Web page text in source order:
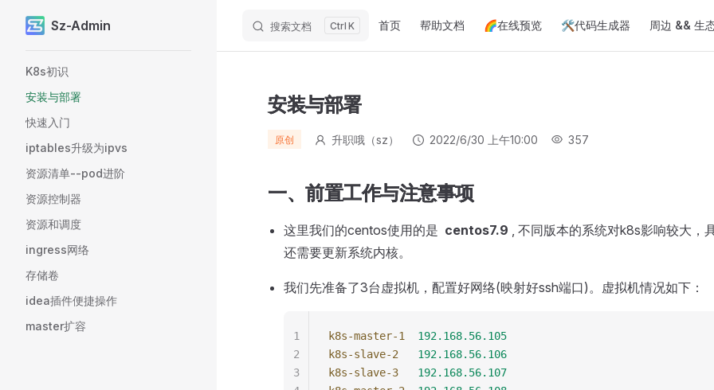
Skip to content
Sz-Admin 搜索文档 K 首页 帮助文档 🌈在线预览 🛠️代码生成器 周边 && 生
K8s初识
安装与部署
快速入门
iptables升级为ipvs
资源清单--pod进阶
资源控制器
资源和调度
ingress网络
存储卷
idea插件便捷操作
master扩容
安装与部署
原创 升职哦（sz） 2022/6/30 上午10:00 357
一、前置工作与注意事项
这里我们的centos使用的是 centos7.9
, 不同版本的系统对k8s影响较大，
还需要更新系统内核。
我们先准备了3台虚拟机，配置好网络(映射好ssh端口)。虚拟机情况如下：
k8s-master-1
  192.168.56.105
k8s-slave-2
   192.168.56.106
k8s-slave-3
   192.168.56.107
1
2
3